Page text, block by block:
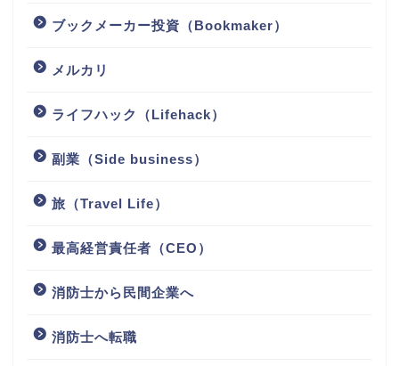
ブックメーカー投資（Bookmaker）
メルカリ
ライフハック（Lifehack）
副業（Side business）
旅（Travel Life）
最高経営責任者（CEO）
消防士から民間企業へ
消防士へ転職